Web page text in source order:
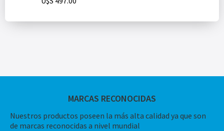
MARCAS RECONOCIDAS
Nuestros productos poseen la más alta calidad ya que son
de marcas reconocidas a nivel mundial